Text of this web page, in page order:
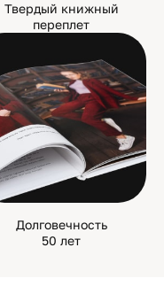
Твердый книжный
переплет
Долговечность
50 лет